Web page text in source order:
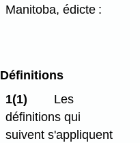
Manitoba, édicte :
Définitions
1(1)
Les
définitions qui
suivent s'appliquent